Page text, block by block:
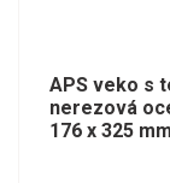
APS veko s
nerezová
176 x 325